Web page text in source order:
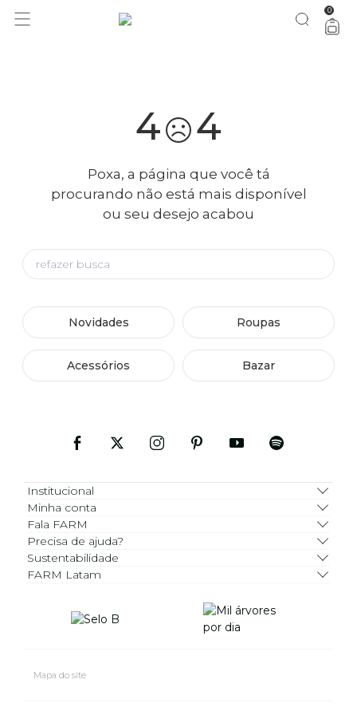
você merece 30% OFF pra comemorar com a gente aproveita! 0
4 4
Poxa, a página que você tá
procurando não está mais disponível
ou seu desejo acabou
Novidades Roupas
Acessórios Bazar
Institucional
Minha conta
Fala FARM
Precisa de ajuda?
Sustentabilidade
FARM Latam
Mapa do site